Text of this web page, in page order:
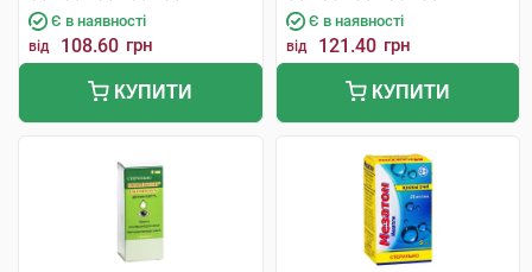
Є в наявності
від 108.60 грн
КУПИТИ
Є в наявності
від 121.40 грн
КУПИТИ